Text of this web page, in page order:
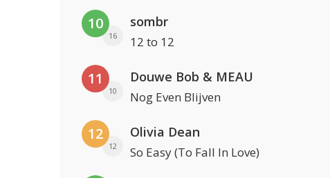
10
16
sombr
12 to 12
11
10
Douwe Bob & MEAU
Nog Even Blijven
12
12
Olivia Dean
So Easy (To Fall In Love)